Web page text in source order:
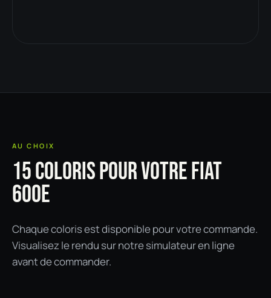
AU CHOIX
15 COLORIS POUR VOTRE FIAT
600E
Chaque coloris est disponible pour votre commande.
Visualisez le rendu sur notre simulateur en ligne
avant de commander.